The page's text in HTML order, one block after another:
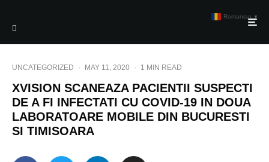
UNCATEGORIZED · MAY 11, 2020 · 1 MIN READ
XVISION SCANEAZA PACIENTII SUSPECTI
DE A FI INFECTATI CU COVID-19 IN DOUA
LABORATOARE MOBILE DIN BUCURESTI
SI TIMISOARA
Romanian ▼